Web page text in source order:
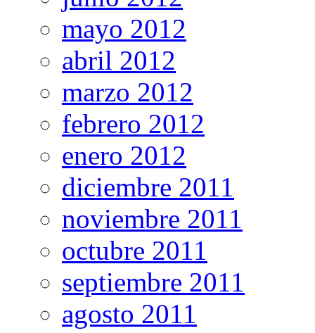
mayo 2012
abril 2012
marzo 2012
febrero 2012
enero 2012
diciembre 2011
noviembre 2011
octubre 2011
septiembre 2011
agosto 2011